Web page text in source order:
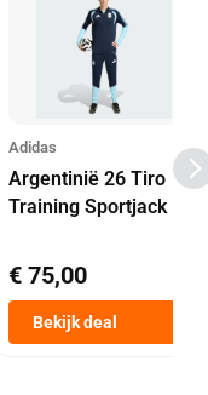
Adidas
Argentinië 26 Tiro
Training Sportjack
€ 75,00
Bekijk deal